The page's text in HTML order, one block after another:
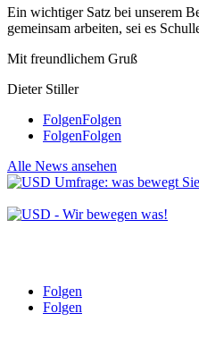
Ein wichtiger Satz bei unserem
gemeinsam arbeiten, sei es
Mit freundlichem Gruß
Dieter Stiller
FolgenFolgen
FolgenFolgen
Alle News ansehen
Folgen
Folgen